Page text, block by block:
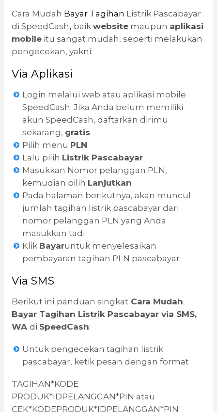
Cara Mudah Bayar Tagihan Listrik Pascabayar
di SpeedCash, baik websitemaupun aplikasi
mobileitu sangat mudah, seperti melakukan
pengecekan, yakni:
Via Aplikasi
Login melalui web atau aplikasi mobile
SpeedCash. Jika Anda belum memiliki
akun SpeedCash, daftarkan dirimu
sekarang, gratis.
Pilih menu PLN
Lalu pilih Listrik Pascabayar
Masukkan Nomor pelanggan PLN,
kemudian pilih Lanjutkan
Pada halaman berikutnya, akan muncul
jumlah tagihan listrik pascabayar dari
nomor pelanggan PLN yang Anda
masukkan tadi
Klik Bayaruntuk menyelesaikan
pembayaran tagihan PLN pascabayar
Via SMS
Berikut ini panduan singkat Cara Mudah
Bayar Tagihan Listrik Pascabayar via SMS,
WA di SpeedCash:
Untuk pengecekan tagihan listrik
pascabayar, ketik pesan dengan format
TAGIHAN*KODE
PRODUK*IDPELANGGAN*PIN atau
CEK*KODEPRODUK*IDPELANGGAN*PIN